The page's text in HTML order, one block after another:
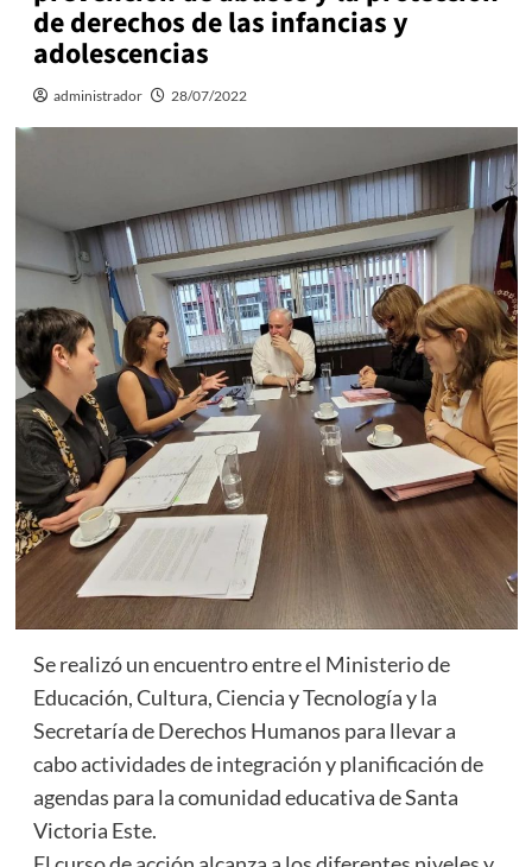
de derechos de las infancias y
adolescencias
administrador 28/07/2022
Se realizó un encuentro entre el Ministerio de
Educación, Cultura, Ciencia y Tecnología y la
Secretaría de Derechos Humanos para llevar a
cabo actividades de integración y planificación de
agendas para la comunidad educativa de Santa
Victoria Este.